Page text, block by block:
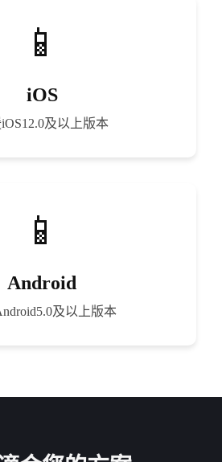
iOS
及以上版本
Android
及以上版本